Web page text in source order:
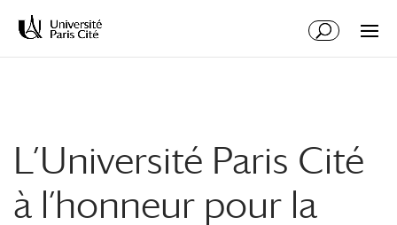
L’Université Paris Cité
à l’honneur pour la